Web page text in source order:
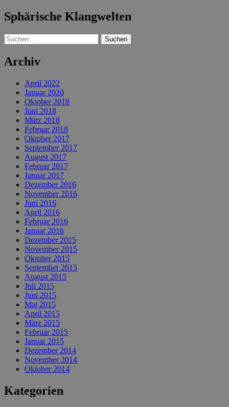
Sphärische Klangwelten
Suchen
nach:
Archiv
April 2022
Januar 2020
Oktober 2018
Juni 2018
März 2018
Februar 2018
Oktober 2017
September 2017
August 2017
Februar 2017
Januar 2017
Dezember 2016
November 2016
Juni 2016
April 2016
Februar 2016
Januar 2016
Dezember 2015
November 2015
Oktober 2015
September 2015
August 2015
Juli 2015
Juni 2015
Mai 2015
April 2015
März 2015
Februar 2015
Januar 2015
Dezember 2014
November 2014
Oktober 2014
Kategorien